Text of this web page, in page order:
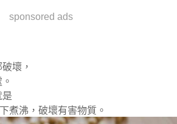
sponsored ads
壞，
是
煮沸，破壞有害物質。